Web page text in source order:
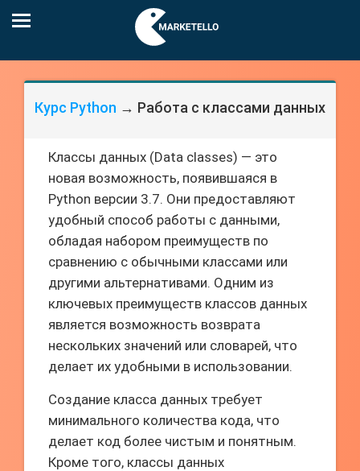
Курс Python → Работа с классами данных
Классы данных (Data classes) — это
новая возможность, появившаяся в
Python версии 3.7. Они предоставляют
удобный способ работы с данными,
обладая набором преимуществ по
сравнению с обычными классами или
другими альтернативами. Одним из
ключевых преимуществ классов данных
является возможность возврата
нескольких значений или словарей, что
делает их удобными в использовании.
Создание класса данных требует
минимального количества кода, что
делает код более чистым и понятным.
Кроме того, классы данных